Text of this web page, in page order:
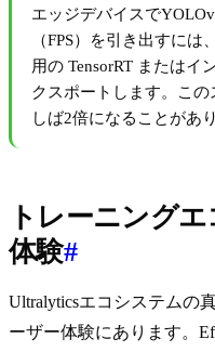
エッジデバイスで
（FPS）を引き出すに
用の TensorRT またはイ
クスポートします。こ
しば2倍になることがあ
トレーニング
体験#
Ultralyticsエコシステムの
ーザー体験にあります。